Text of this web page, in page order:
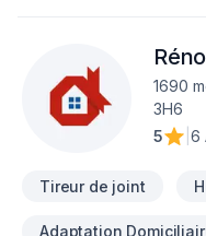
1690
3H6
5
6
Tireur de joint
Adaptation